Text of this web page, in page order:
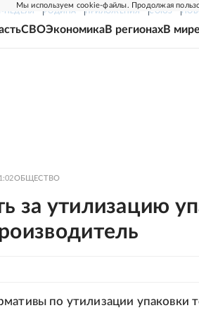
Мы используем cookie-файлы. Продолжая
НЕДЕЛЯ РОДИНА ПРИЛОЖЕНИЯ СОЮЗ
СВОЭкономикаВ регионахВ мире
ОБЩЕСТВО
за утилизацию
по утилизации упаковки